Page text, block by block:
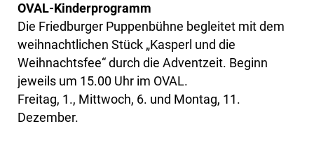
OVAL-Kinderprogramm
Die Friedburger Puppenbühne begleitet mit dem
weihnachtlichen Stück „Kasperl und die
Weihnachtsfee“ durch die Adventzeit. Beginn
jeweils um 15.00 Uhr im OVAL.
Freitag, 1., Mittwoch, 6. und Montag, 11.
Dezember.